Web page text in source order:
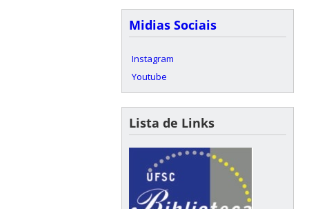
Midias Sociais
Instagram
Youtube
Lista de Links